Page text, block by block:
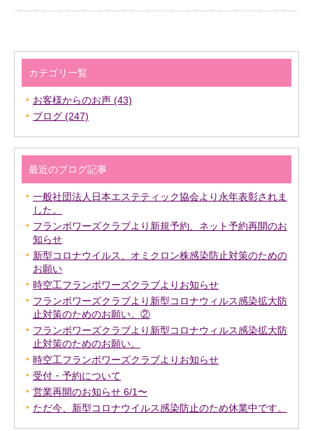
カテゴリ一覧
お客様からのお声 (43)
ブログ (247)
最近のブログ記事
一般社団法人日本エステティック協会より永年表彰されま
した。
フランボワーズクラブより新規予約、ネット予約再開のお
知らせ
新型コロナウイルス、オミクロン株感染防止対策のための
お願い
時空工フランボワーズクラブよりお知らせ
フランボワーズクラブより新型コロナウィルス感染拡大防
止対策のためのお願い。②
フランボワーズクラブより新型コロナウィルス感染拡大防
止対策のためのお願い。
時空工フランボワーズクラブよりお知らせ
受付・予約について
営業再開のお知らせ 6/1〜
ただ今、新型コロナウイルス感染防止のため休業中です。